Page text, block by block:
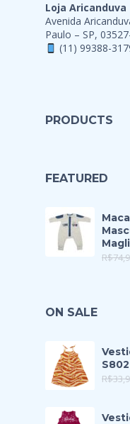
Loja Aricanduva
Avenida
Paulo – SP,
(11) 99388-
PRODUCTS
FEATURED
R$
ON SALE
R$